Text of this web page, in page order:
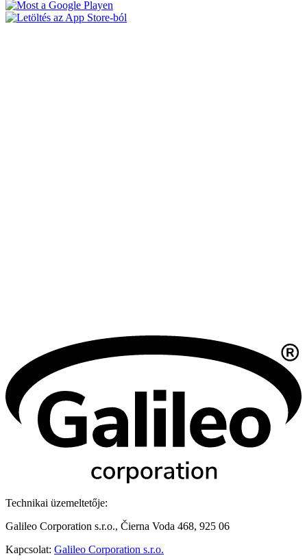
Technikai üzemeltetője:
Galileo Corporation s.r.o., Čierna Voda 468, 925 06
Kapcsolat: Galileo Corporation s.r.o.